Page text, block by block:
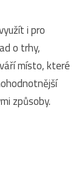
i pro
o trhy,
místo, které
způsoby.